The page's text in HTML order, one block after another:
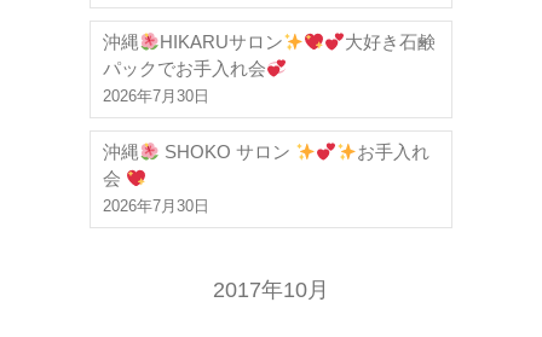
沖縄 HIKARUサロン
大好き石鹸
パックでお手入れ会
2026年7月30日
沖縄 SHOKO サロン
お手入れ
会
2026年7月30日
2017年10月